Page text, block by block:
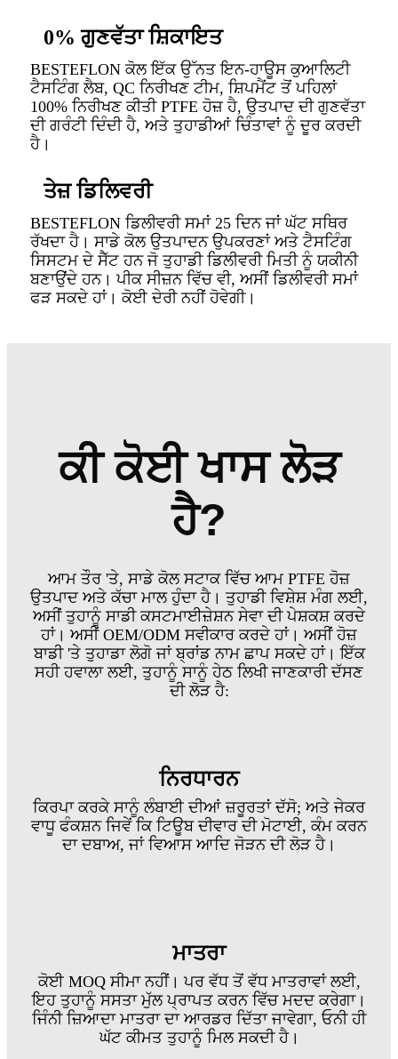
0% ਗੁਣਵੱਤਾ ਸ਼ਿਕਾਇਤ
BESTEFLON ਕੋਲ ਇੱਕ ਉੱਨਤ ਇਨ-ਹਾਊਸ ਕੁਆਲਿਟੀ
ਟੈਸਟਿੰਗ ਲੈਬ, QC ਨਿਰੀਖਣ ਟੀਮ, ਸ਼ਿਪਮੈਂਟ ਤੋਂ ਪਹਿਲਾਂ
100% ਨਿਰੀਖਣ ਕੀਤੀ PTFE ਹੋਜ਼ ਹੈ, ਉਤਪਾਦ ਦੀ ਗੁਣਵੱਤਾ
ਦੀ ਗਰੰਟੀ ਦਿੰਦੀ ਹੈ, ਅਤੇ ਤੁਹਾਡੀਆਂ ਚਿੰਤਾਵਾਂ ਨੂੰ ਦੂਰ ਕਰਦੀ
ਹੈ।
ਤੇਜ਼ ਡਿਲਿਵਰੀ
BESTEFLON ਡਿਲੀਵਰੀ ਸਮਾਂ 25 ਦਿਨ ਜਾਂ ਘੱਟ ਸਥਿਰ
ਰੱਖਦਾ ਹੈ। ਸਾਡੇ ਕੋਲ ਉਤਪਾਦਨ ਉਪਕਰਣਾਂ ਅਤੇ ਟੈਸਟਿੰਗ
ਸਿਸਟਮ ਦੇ ਸੈੱਟ ਹਨ ਜੋ ਤੁਹਾਡੀ ਡਿਲੀਵਰੀ ਮਿਤੀ ਨੂੰ ਯਕੀਨੀ
ਬਣਾਉਂਦੇ ਹਨ। ਪੀਕ ਸੀਜ਼ਨ ਵਿੱਚ ਵੀ, ਅਸੀਂ ਡਿਲੀਵਰੀ ਸਮਾਂ
ਫੜ ਸਕਦੇ ਹਾਂ। ਕੋਈ ਦੇਰੀ ਨਹੀਂ ਹੋਵੇਗੀ।
ਕੀ ਕੋਈ ਖਾਸ ਲੋੜ
ਹੈ?
ਆਮ ਤੌਰ 'ਤੇ, ਸਾਡੇ ਕੋਲ ਸਟਾਕ ਵਿੱਚ ਆਮ PTFE ਹੋਜ਼
ਉਤਪਾਦ ਅਤੇ ਕੱਚਾ ਮਾਲ ਹੁੰਦਾ ਹੈ। ਤੁਹਾਡੀ ਵਿਸ਼ੇਸ਼ ਮੰਗ ਲਈ,
ਅਸੀਂ ਤੁਹਾਨੂੰ ਸਾਡੀ ਕਸਟਮਾਈਜ਼ੇਸ਼ਨ ਸੇਵਾ ਦੀ ਪੇਸ਼ਕਸ਼ ਕਰਦੇ
ਹਾਂ। ਅਸੀਂ OEM/ODM ਸਵੀਕਾਰ ਕਰਦੇ ਹਾਂ। ਅਸੀਂ ਹੋਜ਼
ਬਾਡੀ 'ਤੇ ਤੁਹਾਡਾ ਲੋਗੋ ਜਾਂ ਬ੍ਰਾਂਡ ਨਾਮ ਛਾਪ ਸਕਦੇ ਹਾਂ। ਇੱਕ
ਸਹੀ ਹਵਾਲਾ ਲਈ, ਤੁਹਾਨੂੰ ਸਾਨੂੰ ਹੇਠ ਲਿਖੀ ਜਾਣਕਾਰੀ ਦੱਸਣ
ਦੀ ਲੋੜ ਹੈ:
ਨਿਰਧਾਰਨ
ਕਿਰਪਾ ਕਰਕੇ ਸਾਨੂੰ ਲੰਬਾਈ ਦੀਆਂ ਜ਼ਰੂਰਤਾਂ ਦੱਸੋ; ਅਤੇ ਜੇਕਰ
ਵਾਧੂ ਫੰਕਸ਼ਨ ਜਿਵੇਂ ਕਿ ਟਿਊਬ ਦੀਵਾਰ ਦੀ ਮੋਟਾਈ, ਕੰਮ ਕਰਨ
ਦਾ ਦਬਾਅ, ਜਾਂ ਵਿਆਸ ਆਦਿ ਜੋੜਨ ਦੀ ਲੋੜ ਹੈ।
ਮਾਤਰਾ
ਕੋਈ MOQ ਸੀਮਾ ਨਹੀਂ। ਪਰ ਵੱਧ ਤੋਂ ਵੱਧ ਮਾਤਰਾਵਾਂ ਲਈ,
ਇਹ ਤੁਹਾਨੂੰ ਸਸਤਾ ਮੁੱਲ ਪ੍ਰਾਪਤ ਕਰਨ ਵਿੱਚ ਮਦਦ ਕਰੇਗਾ।
ਜਿੰਨੀ ਜ਼ਿਆਦਾ ਮਾਤਰਾ ਦਾ ਆਰਡਰ ਦਿੱਤਾ ਜਾਵੇਗਾ, ਓਨੀ ਹੀ
ਘੱਟ ਕੀਮਤ ਤੁਹਾਨੂੰ ਮਿਲ ਸਕਦੀ ਹੈ।